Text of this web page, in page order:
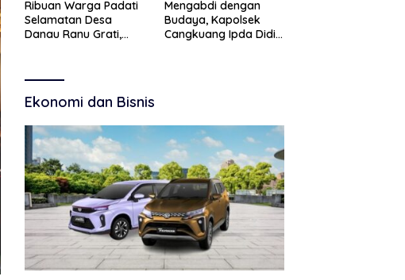
Ribuan Warga Padati
Selamatan Desa
Danau Ranu Grati,
Pemkab
Mengabdi dengan
Budaya, Kapolsek
Cangkuang Ipda Didi
Ekonomi dan Bisnis